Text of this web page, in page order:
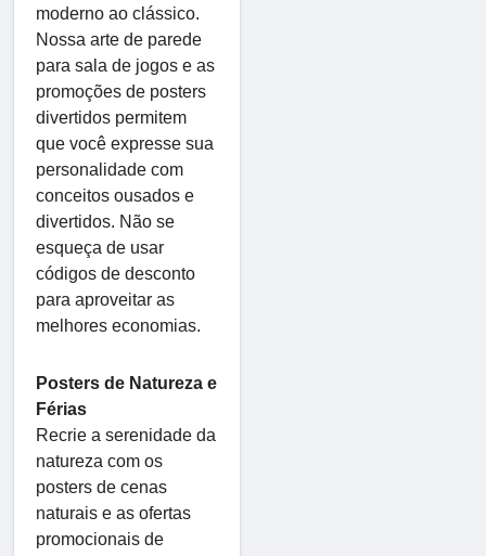
moderno ao clássico.
Nossa arte de parede
para sala de jogos e as
promoções de posters
divertidos permitem
que você expresse sua
personalidade com
conceitos ousados e
divertidos. Não se
esqueça de usar
códigos de desconto
para aproveitar as
melhores economias.
Posters de Natureza e
Férias
Recrie a serenidade da
natureza com os
posters de cenas
naturais e as ofertas
promocionais de